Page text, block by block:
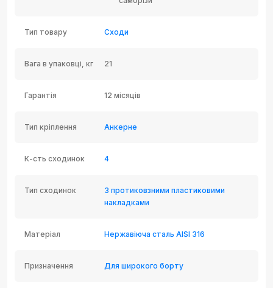
Тип товару Сходи
Вага в упаковці, кг 21
Гарантія 12 місяців
Тип кріплення Анкерне
К-сть сходинок 4
Тип сходинок
З протиковзними пластиковими
накладками
Матеріал Нержавіюча сталь AISI 316
Призначення Для широкого борту